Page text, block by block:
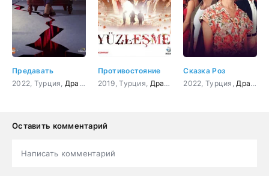
Предавать
2022, Турция, Драма
Противостояние
2019, Турция, Драма Криминал
Сказка Роз
2022, Турция, Драма
Оставить комментарий
Написать комментарий